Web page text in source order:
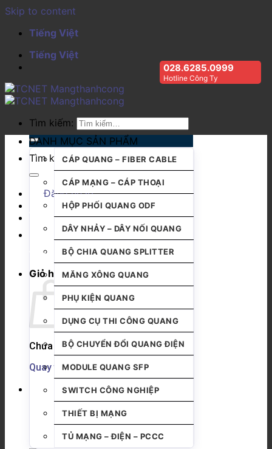
Skip to content
Tiếng Việt
Tiếng Việt
028.6285.0999
Hotline Công Ty
Tìm kiếm:
Tìm kiếm:
Đăng nhập
Giỏ hàng
Chưa có sản phẩm trong giỏ hàng.
Quay trở lại cửa hàng
DANH MỤC SẢN PHẨM
CÁP QUANG – FIBER CABLE
CÁP MẠNG – CÁP THOẠI
HỘP PHỐI QUANG ODF
DÂY NHẢY – DÂY NỐI QUANG
BỘ CHIA QUANG SPLITTER
MĂNG XÔNG QUANG
PHỤ KIỆN QUANG
DỤNG CỤ THI CÔNG QUANG
BỘ CHUYỂN ĐỔI QUANG ĐIỆN
MODULE QUANG SFP
SWITCH CÔNG NGHIỆP
THIẾT BỊ MẠNG
TỦ MẠNG – ĐIỆN – PCCC